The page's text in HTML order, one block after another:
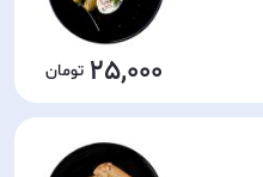
25,000